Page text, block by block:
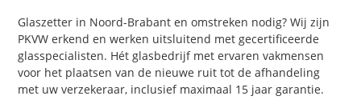
Glaszetter in Noord-Brabant en omstreken nodig? Wij zijn
PKVW erkend en werken uitsluitend met gecertificeerde
glasspecialisten. Hét glasbedrijf met ervaren vakmensen
voor het plaatsen van de nieuwe ruit tot de afhandeling
met uw verzekeraar, inclusief maximaal 15 jaar garantie.